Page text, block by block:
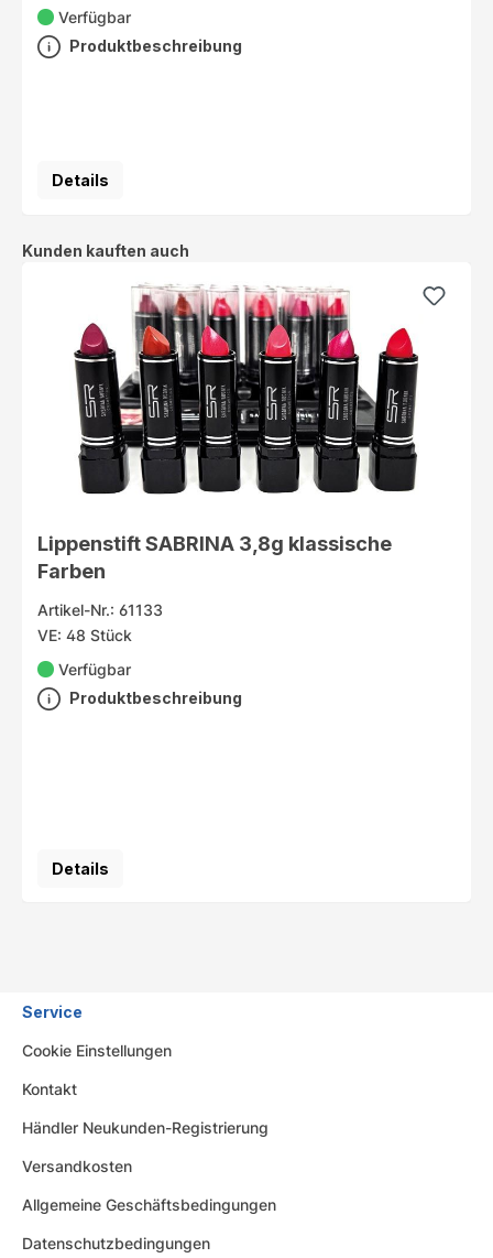
Verfügbar
Produktbeschreibung
Details
Produktgalerie überspringen
Kunden kauften auch
Lippenstift SABRINA 3,8g klassische
Farben
Artikel-Nr.: 61133
VE: 48 Stück
Verfügbar
Produktbeschreibung
Details
Service
Cookie Einstellungen
Kontakt
Händler Neukunden-Registrierung
Versandkosten
Allgemeine Geschäftsbedingungen
Datenschutzbedingungen